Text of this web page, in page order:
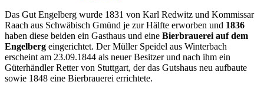
Das Gut Engelberg wurde 1831 von Karl Redwitz und Kommissar
Raach aus Schwäbisch Gmünd je zur Hälfte erworben und 1836
haben diese beiden ein Gasthaus und eine Bierbrauerei auf dem
Engelberg eingerichtet. Der Müller Speidel aus Winterbach
erscheint am 23.09.1844 als neuer Besitzer und nach ihm ein
Güterhändler Retter von Stuttgart, der das Gutshaus neu aufbaute
sowie 1848 eine Bierbrauerei errichtete.